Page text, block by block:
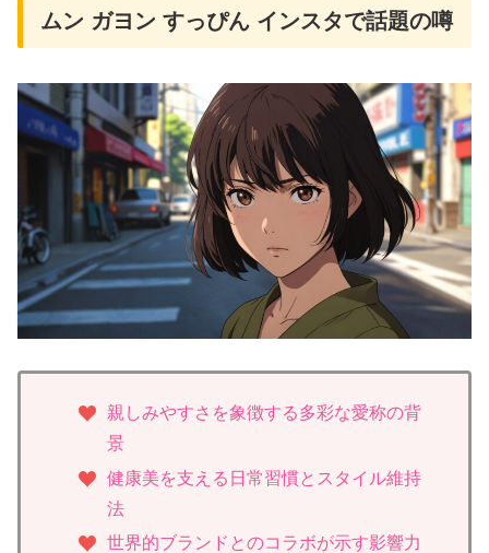
ムン ガヨン すっぴん インスタで話題の噂
親しみやすさを象徴する多彩な愛称の背
景
健康美を支える日常習慣とスタイル維持
法
世界的ブランドとのコラボが示す影響力